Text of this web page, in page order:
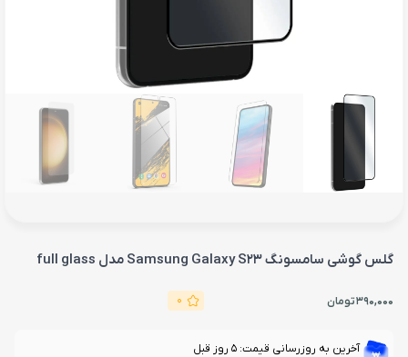
گلس گوشی سامسونگ Samsung Galaxy S23 مدل full glass
390,000تومان 0
آخرین به روزرسانی قیمت: 5 روز قبل